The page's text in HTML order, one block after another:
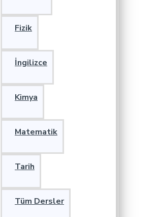
Fizik
İngilizce
Kimya
Matematik
Tarih
Tüm Dersler